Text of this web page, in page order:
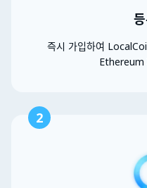
즉시 가입하여
Ethereum
2